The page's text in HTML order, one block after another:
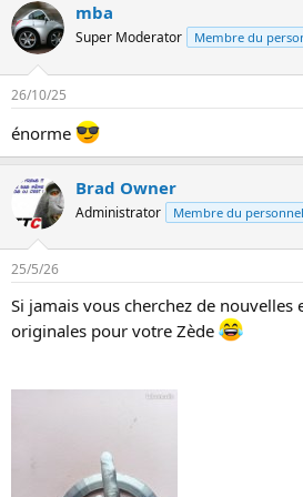
r
é
a
i
n
s
mba
Super Moderator Membre du
26/10/25
énorme
Brad Owner
Administrator Membre du personnel
25/5/26
Si jamais vous cherchez de nouvelles
originales pour votre Zède